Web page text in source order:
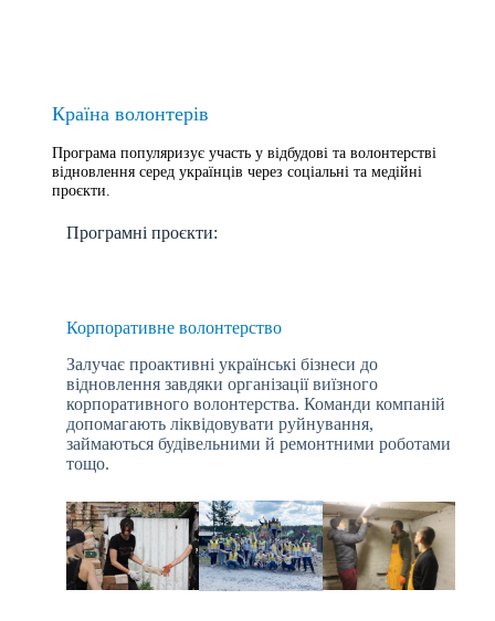
Країна волонтерів
Програма популяризує участь у відбудові та волонтерстві
відновлення серед українців через соціальні та медійні
проєкти.
Програмні проєкти:
Корпоративне волонтерство
Залучає проактивні українські бізнеси до
відновлення завдяки організації виїзного
корпоративного волонтерства. Команди компаній
допомагають ліквідовувати руйнування,
займаються будівельними й ремонтними роботами
тощо.